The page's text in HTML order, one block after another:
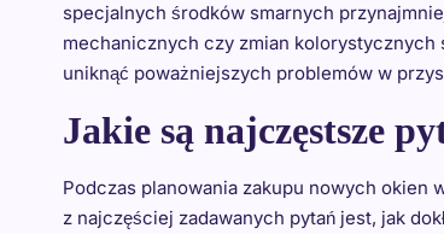
specjalnych środków smarnych
mechanicznych czy zmian kolorystycznych
uniknąć poważniejszych problemów w
Jakie są najczęstsze
Podczas planowania zakupu nowych okien
z najczęściej zadawanych pytań jest, jak